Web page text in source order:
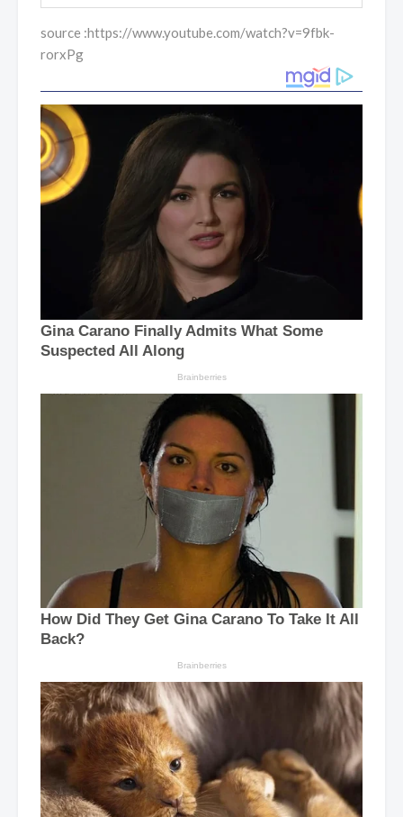
source :https://www.youtube.com/watch?v=9fbk-
rorxPg